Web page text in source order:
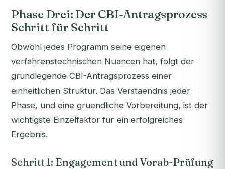
Phase Drei: Der CBI-Antragsprozess
Schritt für Schritt
Obwohl jedes Programm seine eigenen
verfahrenstechnischen Nuancen hat, folgt der
grundlegende CBI-Antragsprozess einer
einheitlichen Struktur. Das Verstaendnis jeder
Phase, und eine gruendliche Vorbereitung, ist der
wichtigste Einzelfaktor für ein erfolgreiches
Ergebnis.
Schritt 1: Engagement und Vorab-Prüfung